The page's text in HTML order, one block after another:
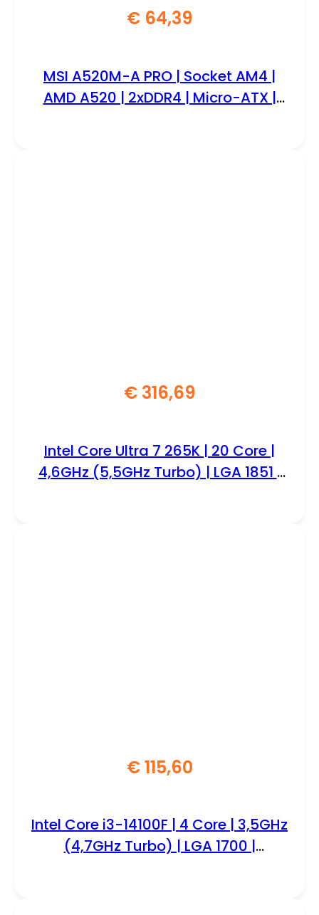
€ 64,39
MSI A520M-A PRO | Socket AM4 |
AMD A520 | 2xDDR4 | Micro-ATX |
€ 316,69
Intel Core Ultra 7 265K | 20 Core |
4,6GHz (5,5GHz Turbo) | LGA 1851 |
€115,60
Intel Core i3-14100F | 4 Core | 3,5GHz
(4,7GHz Turbo) | LGA 1700 |